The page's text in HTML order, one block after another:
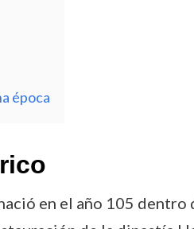
época
en el año 105